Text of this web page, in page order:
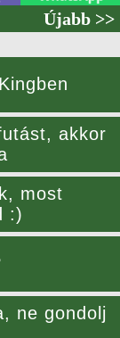
Újabb >>
akkor
most
:)
ne gondolj